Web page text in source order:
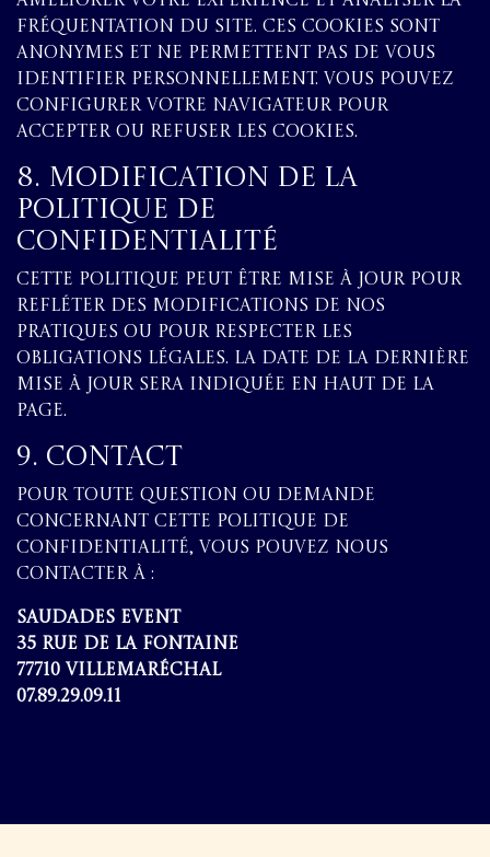
fréquentation du site. Ces cookies sont
anonymes et ne permettent pas de vous
identifier personnellement. Vous pouvez
configurer votre navigateur pour
accepter ou refuser les cookies.
8. Modification de la
Politique de
Confidentialité
Cette politique peut être mise à jour pour
refléter des modifications de nos
pratiques ou pour respecter les
obligations légales. La date de la dernière
mise à jour sera indiquée en haut de la
page.
9. Contact
Pour toute question ou demande
concernant cette politique de
confidentialité, vous pouvez nous
contacter à :
Saudades Event
35 rue de la Fontaine
77710 Villemaréchal
07.89.29.09.11